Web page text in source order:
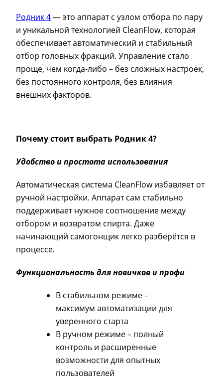
Родник 4— это аппарат с узлом отбора по пару
и уникальной технологией CleanFlow, которая
обеспечивает автоматический и стабильный
отбор головных фракций. Управление стало
проще, чем когда-либо – без сложных настроек,
без постоянного контроля, без влияния
внешних факторов.
Почему стоит выбрать Родник 4?
Удобство и простота использования
Автоматическая система CleanFlow избавляет от
ручной настройки. Аппарат сам стабильно
поддерживает нужное соотношение между
отбором и возвратом спирта. Даже
начинающий самогонщик легко разберётся в
процессе.
Функциональность для новичков и профи
В стабильном режиме –
максимум автоматизации для
уверенного старта
В ручном режиме – полный
контроль и расширенные
возможности для опытных
пользователей